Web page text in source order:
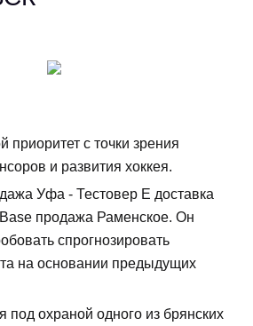
приоритет с точки зрения
и развития хоккея.
Уфа - Тестовер Е доставка
продажа Раменское. Он
спрогнозировать
на основании предыдущих
под охраной одного из брянских